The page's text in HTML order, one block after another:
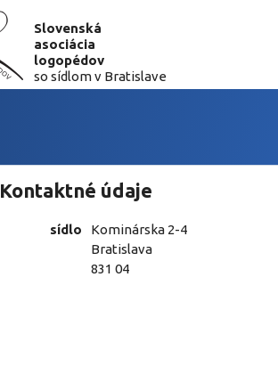
Slovenská
asociácia
logopédov
so sídlom v Bratislave
Kontaktné údaje
sídlo
Kominárska 2-4
Bratislava
831 04